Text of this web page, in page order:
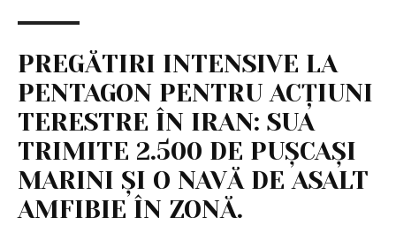
PREGĂTIRI INTENSIVE LA
PENTAGON PENTRU ACȚIUNI
TERESTRE ÎN IRAN: SUA
TRIMITE 2.500 DE PUȘCAȘI
MARINI ȘI O NAVĂ DE ASALT
AMFIBIE ÎN ZONĂ.